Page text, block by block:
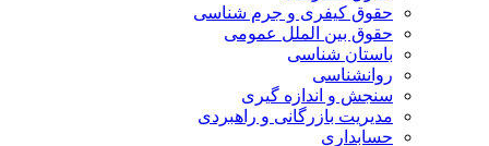
حقوق کیفری و جرم شناسی
حقوق بین الملل عمومی
باستان شناسی
روانشناسی
سنجش و اندازه گیری
مدیریت بازرگانی و راهبردی
حسابداری